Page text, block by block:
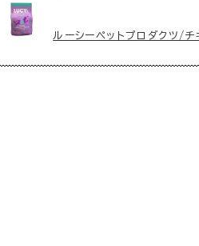
ルーシーペットプロダクツ/チ